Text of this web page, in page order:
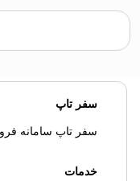
سفر تاپ
سفر تاپ سامانه
خدمات